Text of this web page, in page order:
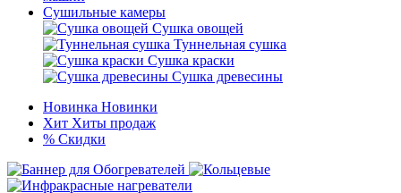
Сушильные камеры
Сушка овощей
Туннельная сушка
Сушка краски
Сушка древесины
Новинка Новинки
Хит Хиты продаж
% Скидки